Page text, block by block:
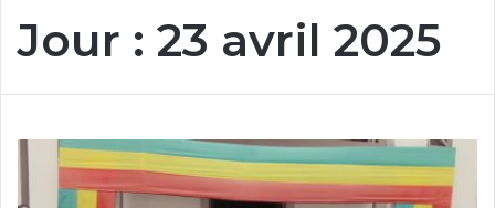
Jour : 23 avril 2025